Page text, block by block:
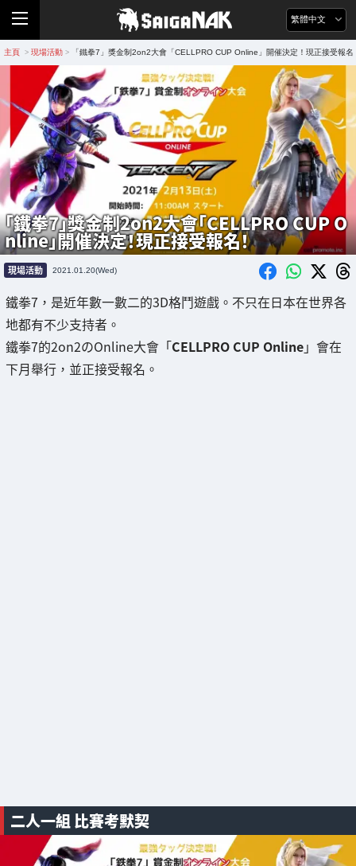
繁體中文
主頁 > 現場活動 > 「鐵拳7」獎金制2on2大會「CELLPRO CUP Online」開催決定！現正接受報名
「鐵拳7」獎金制2on2大會「CELLPRO CUP O
nline」開催決定！現正接受報名！
現場活動 2021.01.20(Wed)
鐵拳7，是近年數一數二的3D格鬥遊戲。不只在日本在世界各
地都有不少支持者。
鐵拳7的2on2のOnline大會「CELLPRO CUP Online」會在
下月舉行，並正接受報名。
二人一組 比賽考默契